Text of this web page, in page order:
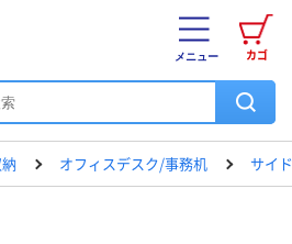
カゴ
メニュー
オフィスデスク/事務机 サイ